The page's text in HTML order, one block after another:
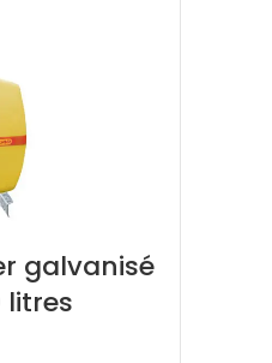
galvanisé
litres